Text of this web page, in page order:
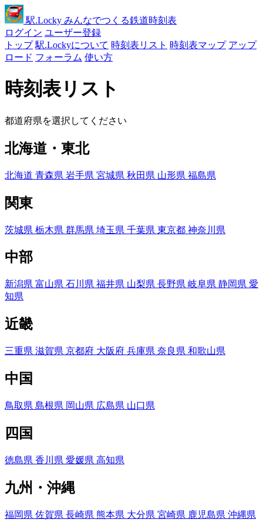
駅.Locky みんなでつくる鉄道時刻表
ログイン ユーザー登録
トップ 駅.Lockyについて 時刻表リスト 時刻表マップ アップ
ロード フォーラム 使い方
時刻表リスト
都道府県を選択してください
北海道・東北
北海道 青森県 岩手県 宮城県 秋田県 山形県 福島県
関東
茨城県 栃木県 群馬県 埼玉県 千葉県 東京都 神奈川県
中部
新潟県 富山県 石川県 福井県 山梨県 長野県 岐阜県 静岡県 愛
知県
近畿
三重県 滋賀県 京都府 大阪府 兵庫県 奈良県 和歌山県
中国
鳥取県 島根県 岡山県 広島県 山口県
四国
徳島県 香川県 愛媛県 高知県
九州・沖縄
福岡県 佐賀県 長崎県 熊本県 大分県 宮崎県 鹿児島県 沖縄県